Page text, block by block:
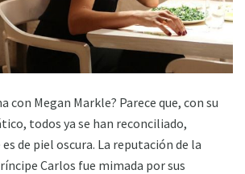
con Megan Markle? Parece que, con su
todos ya se han reconciliado,
de piel oscura. La reputación de la
Carlos fue mimada por sus